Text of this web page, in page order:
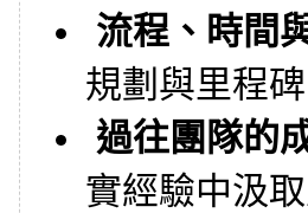
流程、時間
規劃與里程碑
過往團隊的
實經驗中汲